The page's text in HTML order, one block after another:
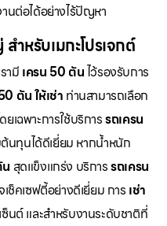
นต่อได้อย่างไร้ปัญหา
ำหรับเมกะโปรเจกต์
ามี เครน 50 ตันไว้รองรับการ
ตัน ให้เช่า ท่านสามารถเลือก
ยเฉพาะการใช้บริการรถเครน
นทุนได้ดีเยี่ยม หากน้ำหนัก
สุดแข็งแกร่ง บริการรถเครน
ช็คเซฟตี้อย่างดีเยี่ยม การ เช่า
นต์ และสำหรับงานระดับชาติที่